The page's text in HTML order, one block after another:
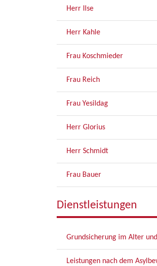
Herr Ilse
Herr Kahle
Frau Koschmieder
Frau Reich
Frau Yesildag
Herr Glorius
Herr Schmidt
Frau Bauer
Dienstleistungen
Grundsicherung im Alter
Leistungen nach dem